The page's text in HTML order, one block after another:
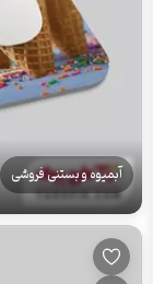
آبمیوه و بستنی فروشی